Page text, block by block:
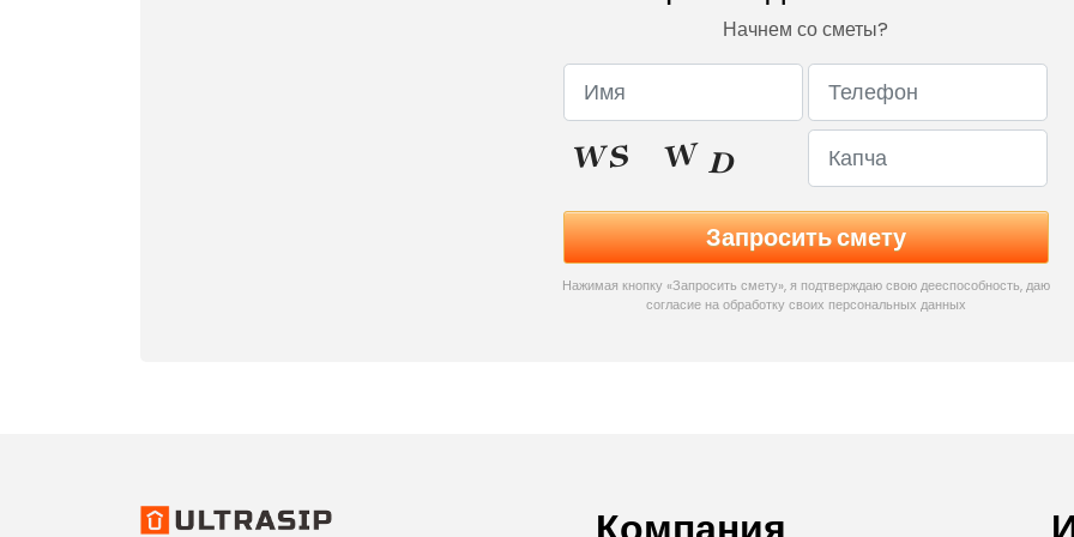
Начнем со сметы?
Нажимая кнопку «Запросить смету», я подтверждаю свою дееспособность, даю
согласие на обработку своих персональных данных